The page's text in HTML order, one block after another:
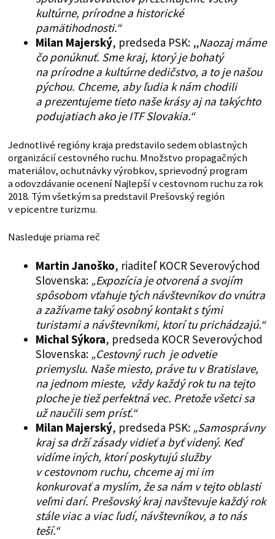
kultúrne, prírodne a historické
pamätihodnosti.“
Milan Majerský, predseda PSK: „Naozaj máme
čo ponúknuť. Sme kraj, ktorý je bohatý
na prírodne a kultúrne dedičstvo, a to je našou
pýchou. Chceme, aby ľudia k nám chodili
a prezentujeme tieto naše krásy aj na takýchto
podujatiach ako je ITF Slovakia.“
Jednotlivé regióny kraja predstavilo sedem oblastných
organizácií cestovného ruchu. Množstvo propagačných
materiálov, ochutnávky výrobkov, sprievodný program
a odovzdávanie ocenení Najlepší v cestovnom ruchu za rok
2018. Tým všetkým sa predstavil Prešovský región
v epicentre turizmu.
Nasleduje priama reč
Martin Janoško, riaditeľ KOCR Severovýchod
Slovenska: „Expozícia je otvorená a svojím
spôsobom vťahuje tých návštevníkov do vnútra
a zažívame taký osobný kontakt s tými
turistami a návštevníkmi, ktorí tu prichádzajú.“
Michal Sýkora, predseda KOCR Severovýchod
Slovenska: „Cestovný ruch je odvetie
priemyslu. Naše miesto, práve tu v Bratislave,
na jednom mieste, vždy každý rok tu na tejto
ploche je tiež perfektná vec. Pretože všetci sa
už naučili sem prísť.“
Milan Majerský, predseda PSK: „Samosprávny
kraj sa drží zásady vidieť a byť videný. Keď
vidíme iných, ktorí poskytujú služby
v cestovnom ruchu, chceme aj mi im
konkurovať a myslím, že sa nám v tejto oblasti
veľmi darí. Prešovský kraj navštevuje každý rok
stále viac a viac ľudí, návštevníkov, a to nás
teší.“